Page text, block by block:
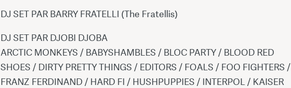
DJ SET PAR BARRY FRATELLI (The Fratellis)
DJ SET PAR DJOBI DJOBA
ARCTIC MONKEYS / BABYSHAMBLES / BLOC PARTY / BLOOD RED
SHOES / DIRTY PRETTY THINGS / EDITORS / FOALS / FOO FIGHTERS /
FRANZ FERDINAND / HARD FI / HUSHPUPPIES / INTERPOL / KAISER